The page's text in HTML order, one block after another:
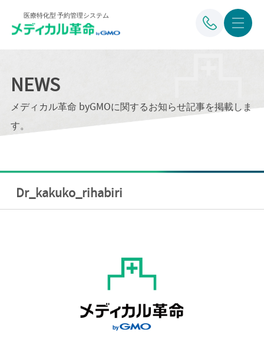
医療特化型 予約管理システム
NEWS
メディカル革命 byGMOに関するお知らせ記事を掲載しま
す。
Dr_kakuko_rihabiri